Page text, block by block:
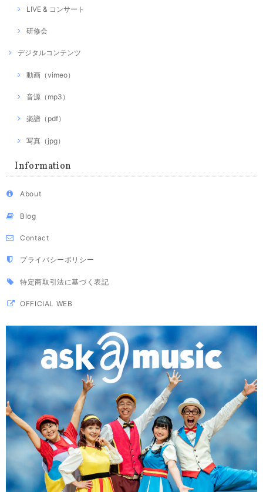
LIVE & コンサート
研修会
デジタルコンテンツ
動画（vimeo）
音源（mp3）
楽譜（pdf）
写真（jpg）
Information
About
Blog
Contact
プライバシーポリシー
特定商取引法に基づく表記
OFFICIAL WEB